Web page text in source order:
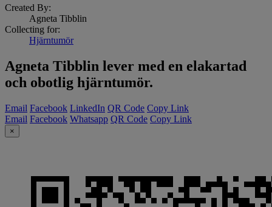
Created By:
Agneta Tibblin
Collecting for:
Hjärntumör
Agneta Tibblin lever med en elakartad
och obotlig hjärntumör.
Email Facebook LinkedIn QR Code Copy Link
Email Facebook Whatsapp QR Code Copy Link
×